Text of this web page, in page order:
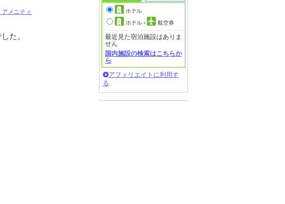
アメニティ
た。
ホテル
ホテル+ 航空券
最近見た宿泊施設はありま
せん
国内施設の検索はこちらか
ら
アフィリエイトに利用す
る